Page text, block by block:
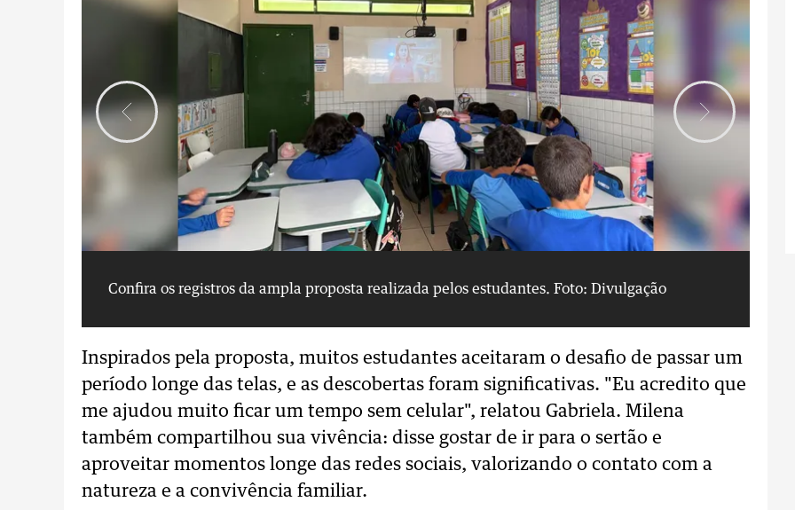
Confira os registros da ampla proposta realizada pelos estudantes. Foto: Divulgação
Inspirados pela proposta, muitos estudantes aceitaram o desafio de passar um
período longe das telas, e as descobertas foram significativas. "Eu acredito que
me ajudou muito ficar um tempo sem celular", relatou Gabriela. Milena
também compartilhou sua vivência: disse gostar de ir para o sertão e
aproveitar momentos longe das redes sociais, valorizando o contato com a
natureza e a convivência familiar.